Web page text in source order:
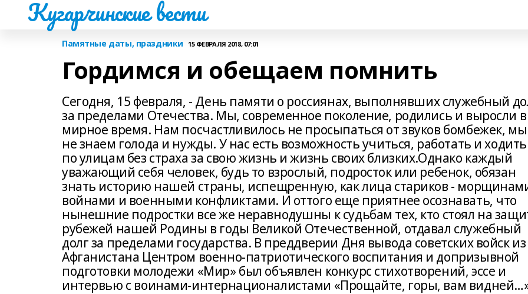
Кугарчинские вести
Памятные даты, праздники 15 ФЕВРАЛЯ 2018, 07:01
Гордимся и обещаем помнить
Сегодня, 15 февраля, - День памяти о россиянах, выполнявших служебный
за пределами Отечества. Мы, современное поколение, родились и выросли в
мирное время. Нам посчастливилось не просыпаться от звуков бомбежек, мы
не знаем голода и нужды. У нас есть возможность учиться, работать и ходить
по улицам без страха за свою жизнь и жизнь своих близких.Однако каждый
уважающий себя человек, будь то взрослый, подросток или ребенок, обязан
знать историю нашей страны, испещренную, как лица стариков -
войнами и военными конфликтами. И оттого еще приятнее осознавать, что
нынешние подростки все же неравнодушны к судьбам тех, кто стоял на
рубежей нашей Родины в годы Великой Отечественной, отдавал служебный
долг за пределами государства. В преддверии Дня вывода советских войск из
Афганистана Центром военно-патриотического воспитания и допризывной
подготовки молодежи «Мир» был объявлен конкурс стихотворений, эссе и
интервью с воинами-интернационалистами «Прощайте, горы, вам